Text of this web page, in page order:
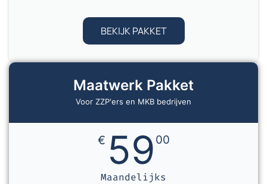
BEKIJK PAKKET
Maatwerk Pakket
Voor ZZP'ers en MKB bedrijven
€ 59 00
Maandelijks